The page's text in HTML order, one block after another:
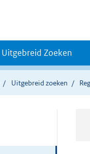
Uitgebreid Zoeken
Uitgebreid zoeken